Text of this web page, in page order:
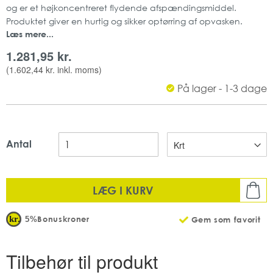
og er et højkoncentreret flydende afspændingsmiddel.
Produktet giver en hurtig og sikker optørring af opvasken.
Produktet er velegnet til blødt vand.
Mængde: 5 L
Antal: 2 stk. pr. karton
Læs mere...
1.281,95 kr.
(1.602,44 kr. inkl. moms)
På lager - 1-3 dage
Antal
LÆG I KURV
Gem som favorit
5%Bonuskroner
Tilbehør til produkt